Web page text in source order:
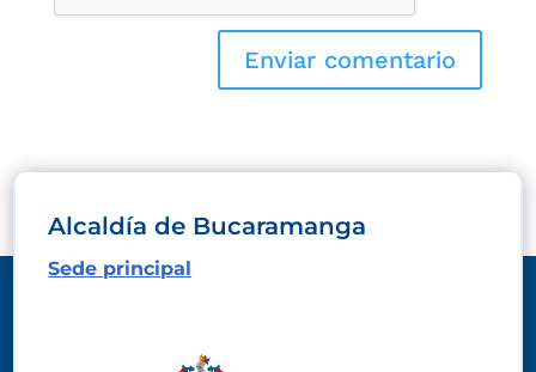
Alcaldía de Bucaramanga
Sede principal